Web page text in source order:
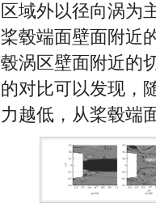
区域外以径向涡为
桨毂端面壁面附近
毂涡区壁面附近的
的对比可以发现，
力越低，从桨毂端